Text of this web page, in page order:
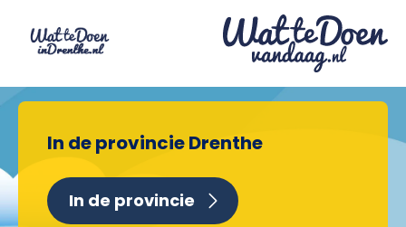
In de provincie Drenthe
In de provincie